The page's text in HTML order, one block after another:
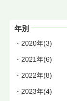
年別
2020年(3)
2021年(6)
2022年(8)
2023年(4)